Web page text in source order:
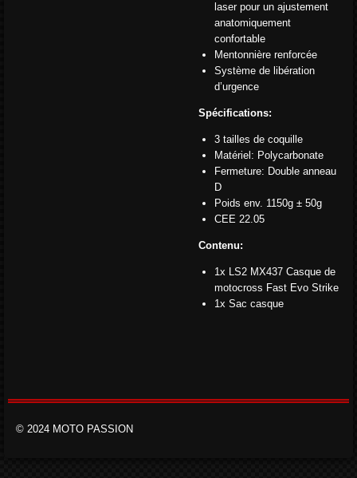
laser pour un ajustement
anatomiquement
confortable
Mentonnière renforcée
Système de libération
d’urgence
Spécifications:
3 tailles de coquille
Matériel: Polycarbonate
Fermeture: Double anneau
D
Poids env. 1150g ± 50g
CEE 22.05
Contenu:
1x LS2 MX437 Casque de
motocross Fast Evo Strike
1x Sac casque
© 2024 MOTO PASSION